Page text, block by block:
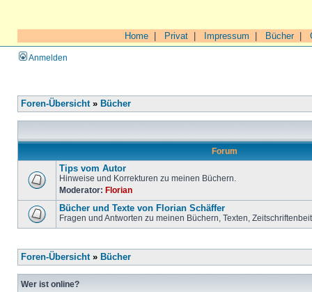
Home Privat Impressum Bücher|
Anmelden
Foren-Übersicht» Bücher
Forum
Tips vom Autor
Hinweise und Korrekturen zu meinen Büchern.
Moderator: Florian
Bücher und Texte von Florian Schäffer
Fragen und Antworten zu meinen Büchern, Texten,
Foren-Übersicht» Bücher
Wer ist online?